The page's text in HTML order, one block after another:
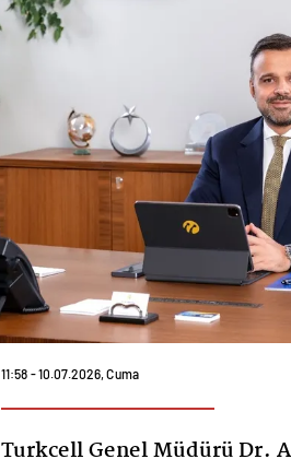
11:58 - 10.07.2026, Cuma
Turkcell Genel Müdürü Dr.